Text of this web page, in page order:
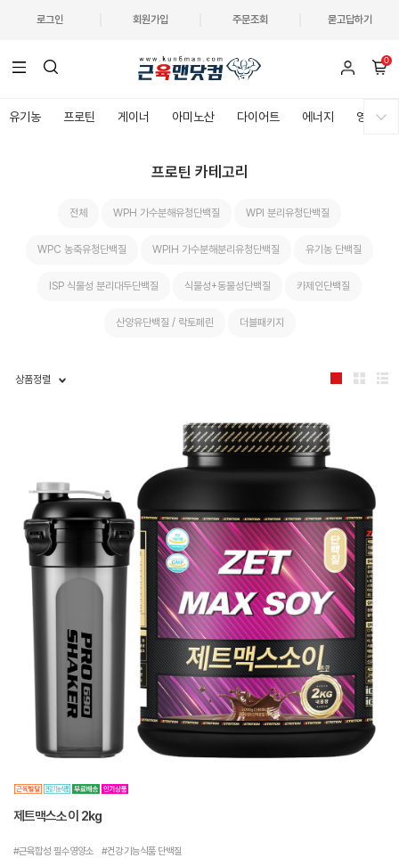
로그인 회원가입 주문조회 묻고답하기
0
유기농 프로틴 게이너 아미노산 다이어트 에너지 영양제
프로틴 카테고리
전체 WPH 가수분해유청단백질 WPI 분리유청단백질
WPC 농축유청단백질 WPIH 가수분해분리유청단백질 유기농 단백질
ISP 식물성 분리대두단백질 식물성+동물성단백질 카제인단백질
산양유단백질 / 락토페린 더블패키지
상품정렬
제트맥스소이 2kg
#근육합성 필수영양소 #건강기능식품 단백질